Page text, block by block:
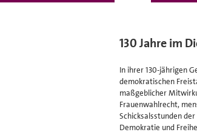
130 Jahre im
In ihrer 130-jährigen
demokratischen
maßgeblicher
Frauenwahlrecht,
Schicksalsstunden
Demokratie und